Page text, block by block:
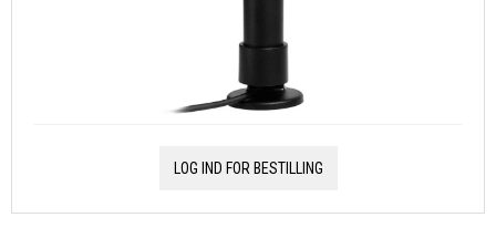
LOG IND FOR BESTILLING